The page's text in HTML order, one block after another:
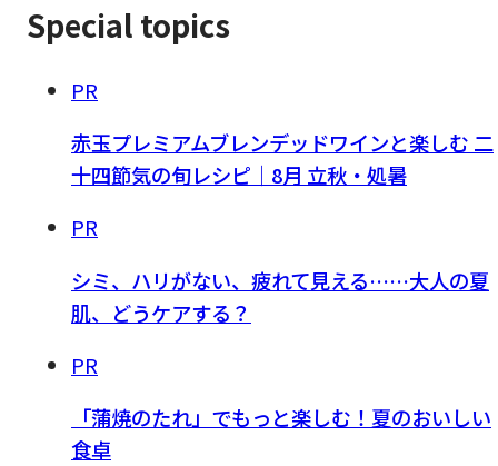
Special topics
PR
赤玉プレミアムブレンデッドワインと楽しむ 二
十四節気の旬レシピ｜8月 立秋・処暑
PR
シミ、ハリがない、疲れて見える……大人の夏
肌、どうケアする？
PR
「蒲焼のたれ」でもっと楽しむ！夏のおいしい
食卓